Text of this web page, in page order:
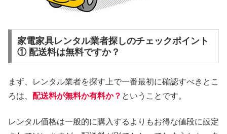
家電家具レンタル業者探しのチェックポイント
① 配送料は無料ですか？
まず、レンタル業者を探す上で一番最初に確認すべきとこ
ろは、 配送料が無料か有料か？ ということです。
レンタル価格は一般的に購入するよりもお得な値段に設定